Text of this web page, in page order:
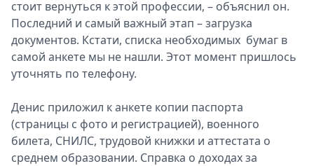
стоит вернуться к этой профессии, – объяснил он.
Последний и самый важный этап – загрузка
документов. Кстати, списка необходимых бумаг в
самой анкете мы не нашли. Этот момент пришлось
уточнять по телефону.
Денис приложил к анкете копии паспорта
(страницы с фото и регистрацией), военного
билета, CНИЛС, трудовой книжки и аттестата о
среднем образовании. Cправка о доходах за